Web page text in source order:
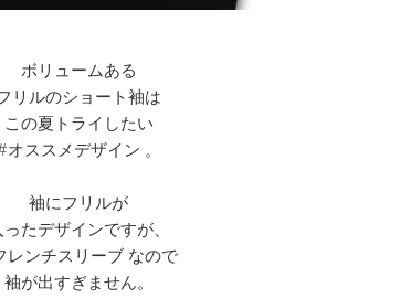
ボリュームある
リルのショート袖は
この夏トライしたい
オススメデザイン 。
袖にフリルが
ったデザインですが、
レンチスリーブ なので
袖が出すぎません。